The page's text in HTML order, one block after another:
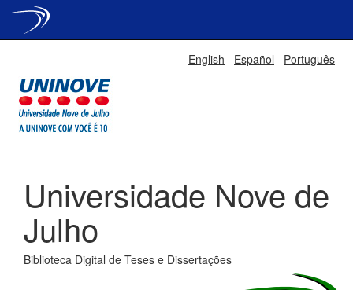
English Español Português
Universidade Nove de
Julho
Biblioteca Digital de Teses e Dissertações